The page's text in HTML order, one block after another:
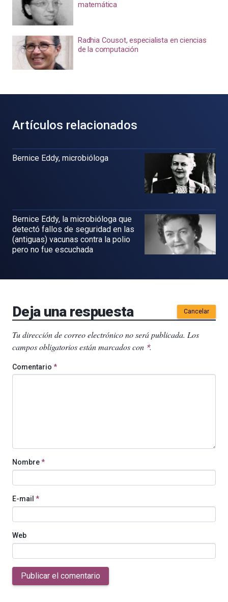
matemática
Radhia Cousot, especialista en ciencias
de la computación
Artículos relacionados
Bernice Eddy, microbióloga
Bernice Eddy, la microbióloga que
detectó fallos de seguridad en las
(antiguas) vacunas contra la polio
pero no fue escuchada
Deja una respuesta Cancelar
Tu dirección de correo electrónico no será publicada. Los
campos obligatorios están marcados con *.
Comentario *
Nombre*
E-mail *
Web
Publicar el comentario